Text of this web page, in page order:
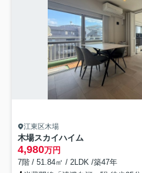
江東区木場
木場スカイハイム
4,980万円
7階 / 51.84㎡ / 2LDK /築47年